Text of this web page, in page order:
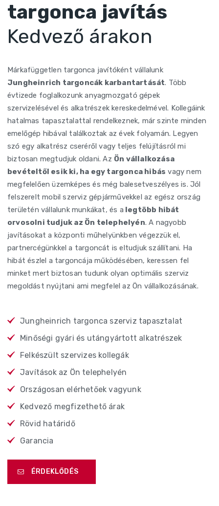
targonca javítás
Kedvező árakon
Márkafüggetlen targonca javítóként vállalunk
Jungheinrich targoncák karbantartását. Több
évtizede foglalkozunk anyagmozgató gépek
szervizelésével és alkatrészek kereskedelmével. Kollegáink
hatalmas tapasztalattal rendelkeznek, már szinte minden
emelőgép hibával találkoztak az évek folyamán. Legyen
szó egy alkatrész cseréről vagy teljes felújításról mi
biztosan megtudjuk oldani. Az Ön vállalkozása
bevételtől esik ki, ha egy targonca hibás vagy nem
megfelelően üzemképes és még balesetveszélyes is. Jól
felszerelt mobil szerviz gépjárművekkel az egész ország
területén vállalunk munkákat, és a legtöbb hibát
orvosolni tudjuk az Ön telephelyén. A nagyobb
javításokat a központi műhelyünkben végezzük el,
partnercégünkkel a targoncát is eltudjuk szállítani. Ha
hibát észlel a targoncája működésében, keressen fel
minket mert biztosan tudunk olyan optimális szerviz
megoldást nyújtani ami megfelel az Ön vállalkozásának.
Jungheinrich targonca szerviz tapasztalat
Minőségi gyári és utángyártott alkatrészek
Felkészült szervizes kollegák
Javítások az Ön telephelyén
Országosan elérhetőek vagyunk
Kedvező megfizethető árak
Rövid határidő
Garancia
ÉRDEKLŐDÉS